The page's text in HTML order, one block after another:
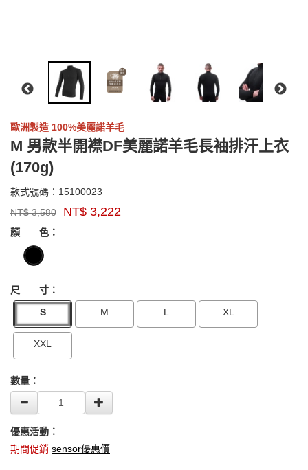
歐洲製造 100%美麗諾羊毛
M 男款半開襟DF美麗諾羊毛長袖排汗上衣
(170g)
款式號碼： 15100023
牌：
sensor
NT$3,580 NT$ 3,222
GOODS000000000000003758241
顏 色：
尺 寸：
S
M L XL
XXL
數量：
優惠活動：
期間促銷 sensor優惠價